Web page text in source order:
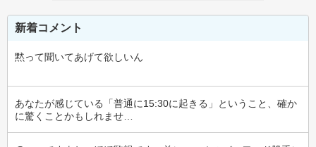
新着コメント
黙って聞いてあげて欲しいん
あなたが感じている「普通に15:30に起きる」ということ、確か
に驚くことかもしれませ…